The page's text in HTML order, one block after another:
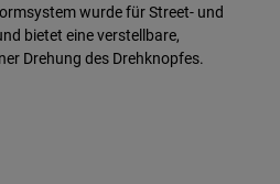
wurde für Street- und
bietet eine verstellbare,
Drehung des Drehknopfes.